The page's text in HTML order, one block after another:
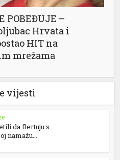
POBEĐUJE –
Hrvata i
HIT na
mrežama
vijesti
da flertuju s
namažu...